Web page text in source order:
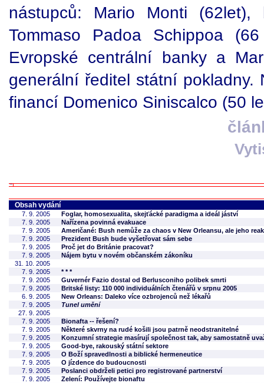
nástupců: Mario Monti (62let),
Tommaso Padoa Schippoa
Evropské centrální banky a
generální ředitel státní pokladny.
financí Domenico Siniscalco (50
Obsah vydání
7. 9. 2005
Foglar, homosexualita, skejťácké paradigma a ideál jáství
7. 9. 2005
Nařízena povinná evakuace
7. 9. 2005
Američané: Bush nemůže za chaos v New Orleansu, ale jeho
7. 9. 2005
Prezident Bush bude vyšetřovat sám sebe
7. 9. 2005
Proč jet do Británie pracovat?
7. 9. 2005
Nájem bytu v novém občanském zákoníku
31. 10. 2005
7. 9. 2005
* * *
7. 9. 2005
Guvernér Fazio dostal od Berlusconiho polibek smrti
7. 9. 2005
Britské listy: 110 000 individuálních čtenářů v srpnu 2005
6. 9. 2005
New Orleans: Daleko více ozbrojenců než lékařů
7. 9. 2005
Tunel umění
27. 9. 2005
7. 9. 2005
Bionafta -- řešení?
7. 9. 2005
Některé skvrny na rudé košili jsou patrně neodstranitelné
7. 9. 2005
Konzumní strategie masírují společnost tak, aby samostatně
7. 9. 2005
Good-bye, rakouský státní sektore
7. 9. 2005
O Boží spravedlnosti a biblické hermeneutice
7. 9. 2005
O jízdence do budoucnosti
7. 9. 2005
Poslanci obdrželi petici pro registrované partnerství
7. 9. 2005
Zelení: Používejte bionaftu